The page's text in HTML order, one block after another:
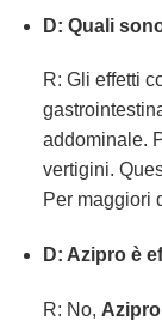
D: Quali
R: Gli effetti
addominale.
vertigini.
Per maggiori
D: Azipro è
R: No, Azipro